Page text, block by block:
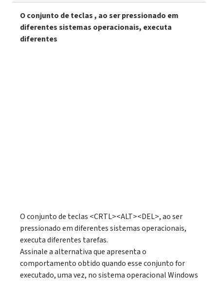
O conjunto de teclas , ao ser pressionado em
diferentes sistemas operacionais, executa
diferentes
O conjunto de teclas <CRTL><ALT><DEL>, ao ser
pressionado em diferentes sistemas operacionais,
executa diferentes tarefas.
Assinale a alternativa que apresenta o
comportamento obtido quando esse conjunto for
executado, uma vez, no sistema operacional Windows